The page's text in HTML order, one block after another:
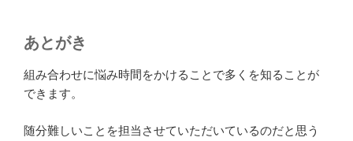
あとがき
組み合わせに悩み時間をかけることで多くを知ることが
できます。
随分難しいことを担当させていただいているのだと思う